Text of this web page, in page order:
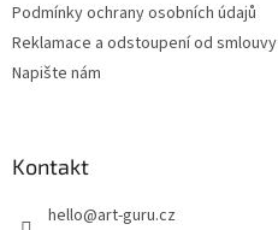
Podmínky ochrany osobních údajů
Reklamace a odstoupení od smlouvy
Napište nám
Kontakt
hello@art-guru.cz